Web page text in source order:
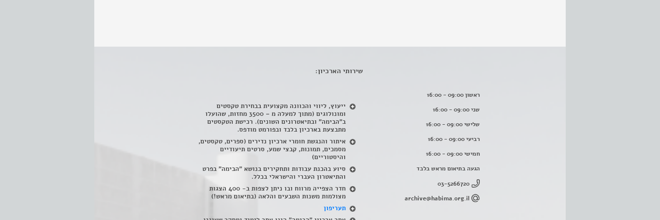
ראשון 09:00 - 16:00
שני 09:00 - 16:00
שלישי 09:00 - 16:00
רביעי 09:00 - 16:00
חמישי 09:00 - 16:00
הגעה בתיאום מראש בלבד
03-5266720
archive@habima.org.il
שירותי הארכיון:
ייעוץ, ליווי והכוונה מקצועית בבחירת טקסטים
ומונולוגים (מתוך למעלה מ – 3500 מחזות, שהועלו
ב"הבימה" ובתיאטרונים השונים). רכישת הטקסטים
מתבצעת בארכיון בלבד ובפורמט מודפס.
איתור והנגשת חומרי ארכיון נדירים (ספרים, טקסטים,
מסמכים, תמונות, קבצי שמע, סרטים תיעודיים
והיסטוריים)
סיוע בהכנת עבודות ותחקירים בנושא "הבימה" בפרט
והתיאטרון העברי והישראלי בכלל.
חדר הצפייה מרווח ובו ניתן לצפות ב- 400 הצגות
מצולמות משנות השבעים והלאה (בתיאום מראש!)
תעריפון